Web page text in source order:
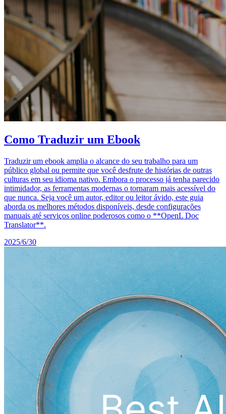
Como Traduzir um Ebook
Traduzir um ebook amplia o alcance do seu trabalho para um
público global ou permite que você desfrute de histórias de outras
culturas em seu idioma nativo. Embora o processo já tenha parecido
intimidador, as ferramentas modernas o tornaram mais acessível do
que nunca. Seja você um autor, editor ou leitor ávido, este guia
aborda os melhores métodos disponíveis, desde configurações
manuais até serviços online poderosos como o **OpenL Doc
Translator**.
2025/6/30